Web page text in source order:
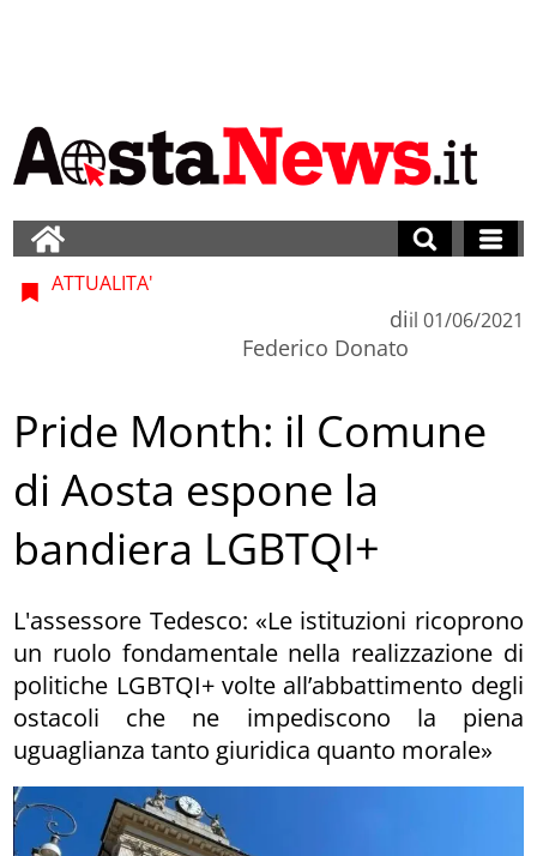
ATTUALITA'
di
Federico Donato
il 01/06/2021
Pride Month: il Comune
di Aosta espone la
bandiera LGBTQI+
L'assessore Tedesco: «Le istituzioni ricoprono
un ruolo fondamentale nella realizzazione di
politiche LGBTQI+ volte all’abbattimento degli
ostacoli che ne impediscono la piena
uguaglianza tanto giuridica quanto morale»